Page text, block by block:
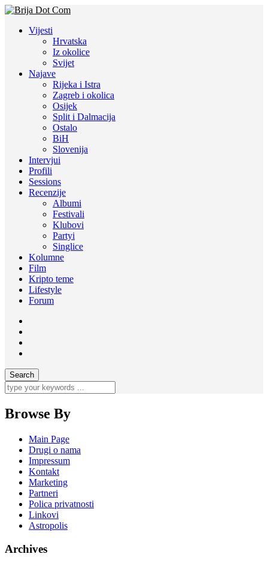
Vijesti
Hrvatska
Iz okolice
Svijet
Najave
Rijeka i Istra
Zagreb i okolica
Osijek
Split i Dalmacija
Ostalo
BiH
Slovenija
Intervjui
Profili
Sessions
Recenzije
Albumi
Festivali
Klubovi
Partyi
Singlice
Kolumne
Film
Kripto teme
Lifestyle
Forum
Browse By
Main Page
Drugi o nama
Impressum
Kontakt
Marketing
Partneri
Polica privatnosti
Linkovi
Astropolis
Archives